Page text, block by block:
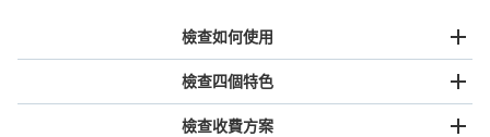
檢查如何使用
檢查四個特色
檢查收費方案